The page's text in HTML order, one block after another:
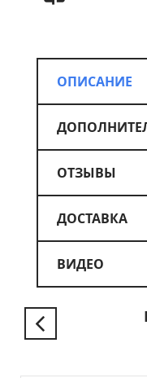
ОПИСАНИЕ
ОТЗЫВЫ
ДОСТАВКА
ВИДЕО